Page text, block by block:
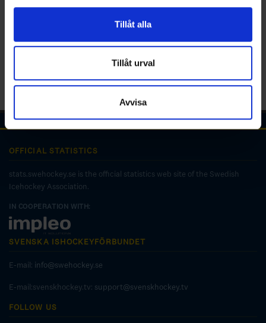
för sociala medier och analysera vår trafik. Vi
vidarebefordrar även sådana identifierare och annan
annons- och analysföretag som vi samarbetar med.
Dessa kan i sin tur kombinera informationen med annan
information som du har tillhandahållit eller som de har
samlat in när du har använt deras tjänster.
Tillåt alla
Tillåt urval
Avvisa
OFFICIAL STATISTICS
stats.swehockey.se is the official statistics web site of the Swedish
Icehockey Association.
IN COOPERATION WITH:
SVENSKA ISHOCKEYFÖRBUNDET
E-mail: info@swehockey.se
E-mail:svenskhockey.tv: support@svenskhockey.tv
FOLLOW US